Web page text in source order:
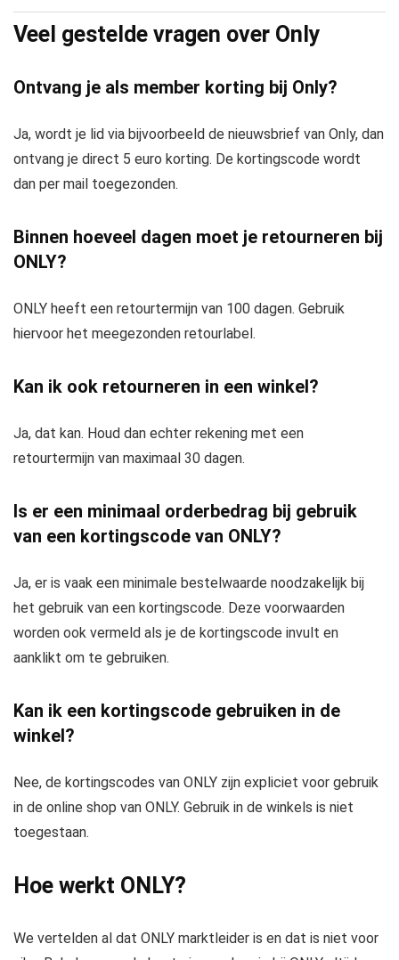
Veel gestelde vragen over Only
Ontvang je als member korting bij Only?
Ja, wordt je lid via bijvoorbeeld de nieuwsbrief van Only, dan
ontvang je direct 5 euro korting. De kortingscode wordt
dan per mail toegezonden.
Binnen hoeveel dagen moet je retourneren bij
ONLY?
ONLY heeft een retourtermijn van 100 dagen. Gebruik
hiervoor het meegezonden retourlabel.
Kan ik ook retourneren in een winkel?
Ja, dat kan. Houd dan echter rekening met een
retourtermijn van maximaal 30 dagen.
Is er een minimaal orderbedrag bij gebruik
van een kortingscode van ONLY?
Ja, er is vaak een minimale bestelwaarde noodzakelijk bij
het gebruik van een kortingscode. Deze voorwaarden
worden ook vermeld als je de kortingscode invult en
aanklikt om te gebruiken.
Kan ik een kortingscode gebruiken in de
winkel?
Nee, de kortingscodes van ONLY zijn expliciet voor gebruik
in de online shop van ONLY. Gebruik in de winkels is niet
toegestaan.
Hoe werkt ONLY?
We vertelden al dat ONLY marktleider is en dat is niet voor